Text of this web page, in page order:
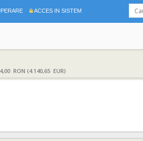
ACCES IN SISTEM
RON (4.140,65 EUR)